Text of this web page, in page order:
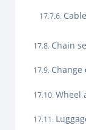
Chain
Change
Wheel